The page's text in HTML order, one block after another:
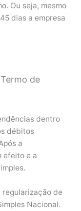
Ou seja, mesmo
dias a empresa
de
dentro
débitos
a
efeito e a
de
Nacional.